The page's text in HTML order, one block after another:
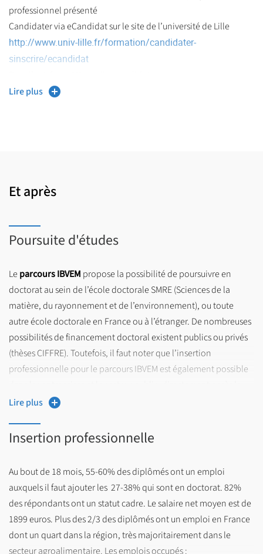
professionnel présenté
Candidater via eCandidat sur le site de l’université de Lille
http://www.univ-lille.fr/formation/candidater-
sinscrire/ecandidat
http://monmaster.gouv.fr/
Lire plus
Et après
Poursuite d'études
Leparcours IBVEM propose la possibilité de poursuivre en
doctorat au sein de l’école doctorale SMRE (Sciences de la
matière, du rayonnement et de l’environnement), ou toute
autre école doctorale en France ou à l’étranger. De nombreuses
possibilités de financement doctoral existent publics ou privés
(thèses CIFFRE). Toutefois, il faut noter que l’insertion
professionnelle pour le parcours IBVEM est également possible
master 2 en tant qu’ingénieur d’études notamment.
Lire plus
Insertion professionnelle
Au bout de 18 mois, 55-60% des diplômés ont un emploi
auxquels il faut ajouter les 27-38% qui sont en doctorat. 82%
des répondants ont un statut cadre. Le salaire net moyen est de
1899 euros. Plus des 2/3 des diplômés ont un emploi en France
dont un quart dans la région, très majoritairement dans le
secteur agroalimentaire. Les emplois occupés :